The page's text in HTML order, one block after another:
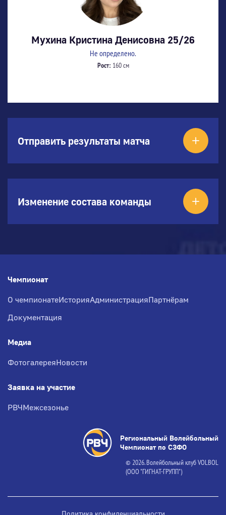
Мухина Кристина Денисовна 25/26
Не определено.
Рост: 160 см
Отправить результаты матча
Изменение состава команды
Чемпионат
О чемпионатеИсторияАдминистрацияПартнёрам
Документация
Медиа
ФотогалереяНовости
Заявка на участие
РВЧМежсезонье
Региональный Волейбольный
Чемпионат по СЗФО
© 2026. Волейбольный клуб VOLBOL
(ООО "ГИГНАТ-ГРУПП")
Политика конфиденциальности